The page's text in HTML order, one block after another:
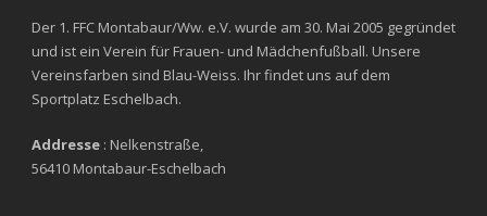
Der 1. FFC Montabaur/Ww. e.V. wurde am 30. Mai 2005 gegründet
und ist ein Verein für Frauen- und Mädchenfußball. Unsere
Vereinsfarben sind Blau-Weiss. Ihr findet uns auf dem
Sportplatz Eschelbach.
Addresse : Nelkenstraße,
56410 Montabaur-Eschelbach